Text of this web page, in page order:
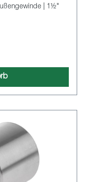
| 1½"